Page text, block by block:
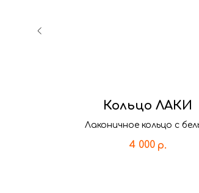
Кольцо ЛАКИ
Лаконичное кольцо с
4 000 р.